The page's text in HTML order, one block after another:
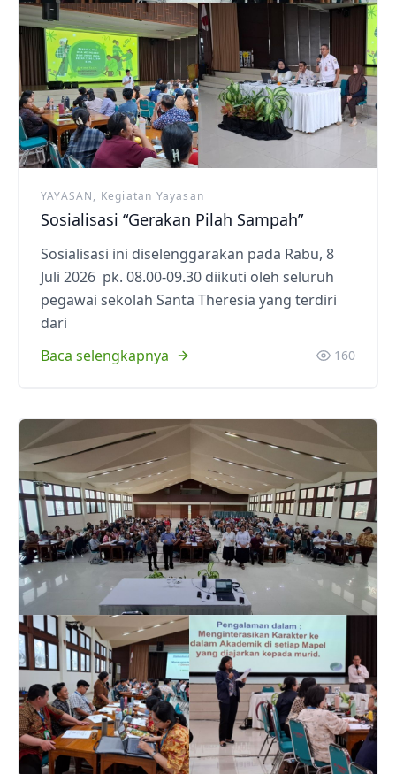
YAYASAN, Kegiatan Yayasan
Sosialisasi “Gerakan Pilah Sampah”
Sosialisasi ini diselenggarakan pada Rabu, 8
Juli 2026 pk. 08.00-09.30 diikuti oleh seluruh
pegawai sekolah Santa Theresia yang terdiri
dari
Baca selengkapnya
160